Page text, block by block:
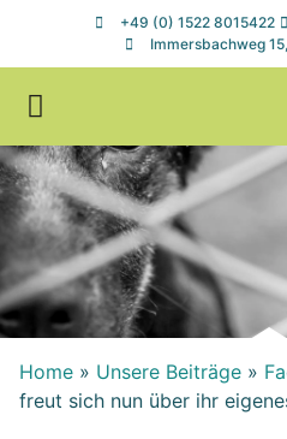
+49 (0) 1522 8015422
Immersbachweg
Home » Unsere Beiträge »
freut sich nun über ihr